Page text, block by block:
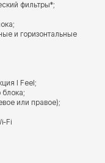
фильтры*;
и горизонтальные
I Feel;
блока;
или правое);
Fi